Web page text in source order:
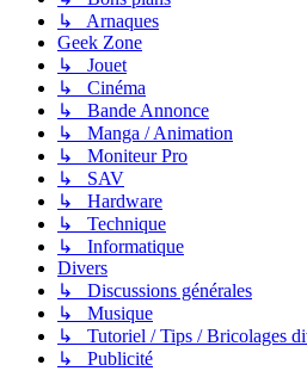
↳ Arnaques
Geek Zone
↳ Jouet
↳ Cinéma
↳ Bande Annonce
↳ Manga / Animation
↳ Moniteur Pro
↳ SAV
↳ Hardware
↳ Technique
↳ Informatique
Divers
↳ Discussions générales
↳ Musique
↳ Tutoriel / Tips / Bricolages
↳ Publicité